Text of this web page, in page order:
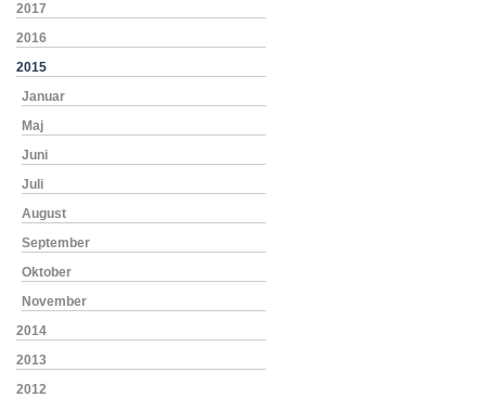
2017
2016
2015
Januar
Maj
Juni
Juli
August
September
Oktober
November
2014
2013
2012